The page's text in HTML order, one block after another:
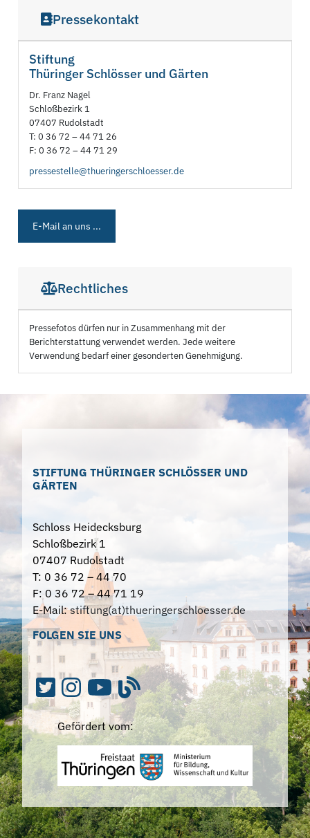
Pressekontakt
Stiftung
Thüringer Schlösser und Gärten
Dr. Franz Nagel
Schloßbezirk 1
07407 Rudolstadt
T: 0 36 72 – 44 71 26
F: 0 36 72 – 44 71 29
pressestelle@thueringerschloesser.de
E-Mail an uns ...
Rechtliches
Pressefotos dürfen nur in Zusammenhang mit der
Berichterstattung verwendet werden. Jede weitere
Verwendung bedarf einer gesonderten Genehmigung.
STIFTUNG THÜRINGER SCHLÖSSER UND
GÄRTEN
Schloss Heidecksburg
Schloßbezirk 1
07407 Rudolstadt
T: 0 36 72 – 44 70
F: 0 36 72 – 44 71 19
E-Mail:stiftung(at)thueringerschloesser.de
FOLGEN SIE UNS
Gefördert vom: